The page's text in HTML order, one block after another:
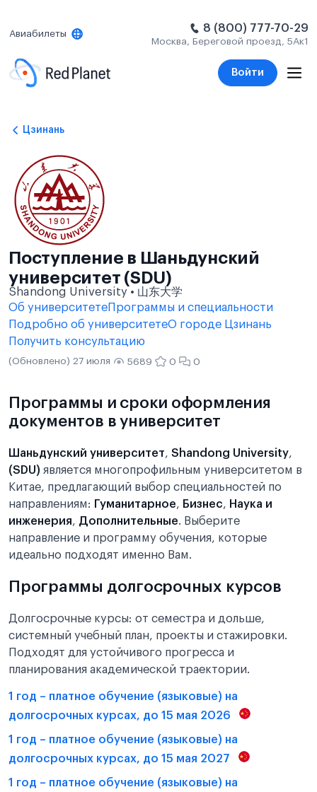
Авиабилеты 8 (800) 777-70-29
Москва, Береговой проезд, 5Ак1
Войти
Цзинань
Поступление в Шаньдунский
университет (SDU)
Shandong University • 山东大学
Об университетеПрограммы и специальности
Подробно об университетеО городе Цзинань
Получить консультацию
(Обновлено) 27 июля 5689 0 0
Программы и сроки оформления
документов в университет
Шаньдунский университет, Shandong University,
(SDU) является многопрофильным университетом в
Китае, предлагающий выбор специальностей по
направлениям: Гуманитарное, Бизнес, Наука и
инженерия, Дополнительные. Выберите
направление и программу обучения, которые
идеально подходят именно Вам.
Программы долгосрочных курсов
Долгосрочные курсы: от семестра и дольше,
системный учебный план, проекты и стажировки.
Подходят для устойчивого прогресса и
планирования академической траектории.
1 год – платное обучение (языковые) на
долгосрочных курсах, до 15 мая 2026
1 год – платное обучение (языковые) на
долгосрочных курсах, до 15 мая 2027
1 год – платное обучение (языковые) на